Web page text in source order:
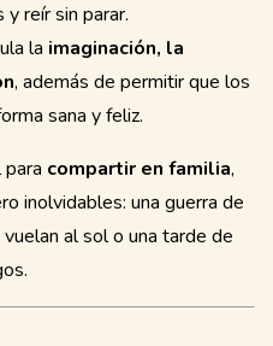
y reír sin parar.
la imaginación, la
, además de permitir que los
sana y feliz.
compartir en familia,
inolvidables: una guerra de
al sol o una tarde de